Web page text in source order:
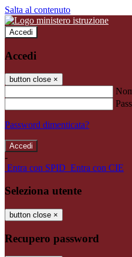
Salta al contenuto
Accedi
Accedi
button close ×
Password dimenticata?
-
Entra con SPID Entra con CIE
Seleziona utente
button close ×
Recupero password